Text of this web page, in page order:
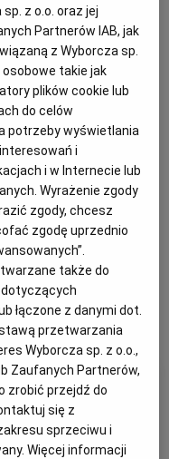
Wzory wniosku
z o.o. oraz jej
Partnerów IAB, jak
z Wyborcza sp.
takie jak
plików cookie lub
do celów
potrzeby wyświetlania
i
i w Internecie lub
Wyrażenie zgody
zgody, chcesz
zgodę uprzednio
także do
łączone z danymi dot.
przetwarzania
Wyborcza sp. z o.o.,
Zaufanych Partnerów,
zrobić przejdź do
się z
sprzeciwu i
Więcej informacji